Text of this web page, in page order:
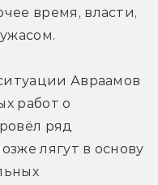
время, власти,
Авраамов
работ о
ряд
лягут в основу